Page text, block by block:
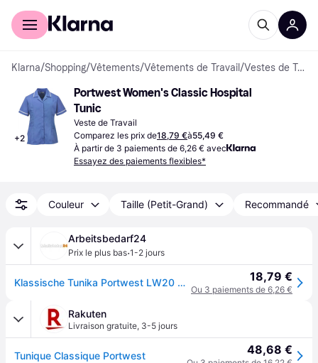
Acheter avec Klarna
Klarna/Shopping/Vêtements/Vêtements de Travail / Vestes de Travail
+2
Portwest Women's Classic Hospital
Tunic
Veste de Travail
Comparez les prix de18,79 €à55,49 €
À partir de 3 paiements de 6,26 € avec
Essayez des paiements flexibles*
Couleur Taille (Petit-Grand) Recommandé
Arbeitsbedarf24
Prix le plus bas·1-2 jours
Klassische Tunika Portwest LW20 Blau L 18,79 €
Ou 3 paiements de 6,26 €
Rakuten
Livraison gratuite, 3-5 jours
Tunique Classique Portwest 48,68 €